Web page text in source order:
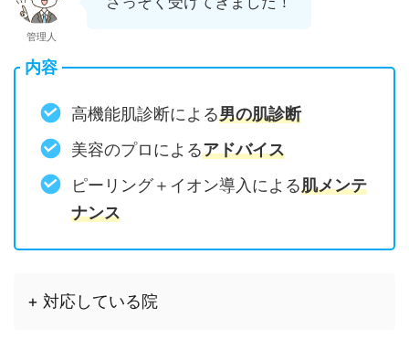
管理人
内容
高機能肌診断による男の肌診断
美容のプロによるアドバイス
ピーリング＋イオン導入による肌メンテ
ナンス
+ 対応している院